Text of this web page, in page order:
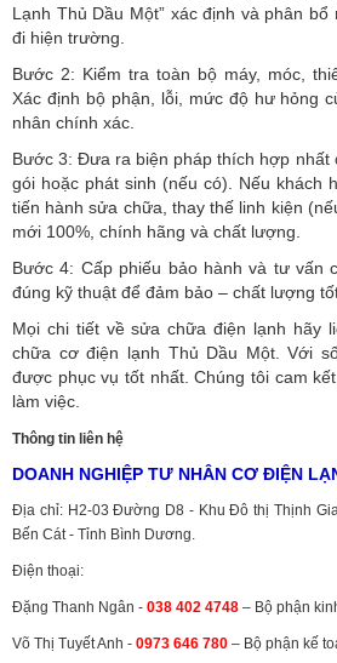
Lạnh Thủ Dầu Một” xác định và phân
đi hiện trường.
Bước 2: Kiểm tra toàn bộ máy, móc,
Xác định bộ phận, lỗi, mức độ hư hỏng
nhân chính xác.
Bước 3: Đưa ra biện pháp thích hợp nhất
gói hoặc phát sinh (nếu có). Nếu khách
tiến hành sửa chữa, thay thế linh kiện
mới 100%, chính hãng và chất lượng.
Bước 4: Cấp phiếu bảo hành và tư vấn
đúng kỹ thuật để đảm bảo – chất lượng
Mọi chi tiết về sửa chữa điện lạnh hãy
chữa cơ điện lạnh Thủ Dầu Một. Với
được phục vụ tốt nhất. Chúng tôi cam
làm việc.
Thông tin liên hệ
DOANH NGHIỆP TƯ NHÂN CƠ ĐIỆN
Địa chỉ: H2-03 Đường D8 - Khu Đô thị Thịnh
Bến Cát - Tỉnh Bình Dương.
Điện thoại:
Đặng Thanh Ngân - 038 402 4748 – Bộ phận
Võ Thị Tuyết Anh - 0973 646 780 – Bộ phận kế